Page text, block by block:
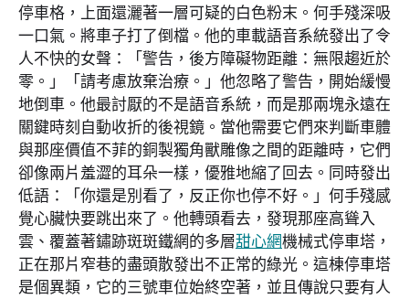
停車格，上面還灑著一層可疑的白色粉末。何手殘深吸
一口氣。將車子打了倒檔。他的車載語音系統發出了令
人不快的女聲：「警告，後方障礙物距離：無限趨近於
零。」「請考慮放棄治療。」他忽略了警告，開始緩慢
地倒車。他最討厭的不是語音系統，而是那兩塊永遠在
關鍵時刻自動收折的後視鏡。當他需要它們來判斷車體
與那座價值不菲的銅製獨角獸雕像之間的距離時，它們
卻像兩片羞澀的耳朵一樣，優雅地縮了回去。同時發出
低語：「你還是別看了，反正你也停不好。」何手殘感
覺心臟快要跳出來了。他轉頭看去，發現那座高聳入
雲、覆蓋著鏽跡斑斑鐵網的多層甜心網機械式停車塔，
正在那片窄巷的盡頭散發出不正常的綠光。這棟停車塔
是個異類，它的三號車位始終空著，並且傳說只要有人